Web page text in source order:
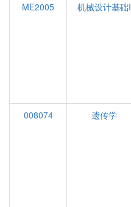
ME2005
机械设计基础I
008074
遗传学